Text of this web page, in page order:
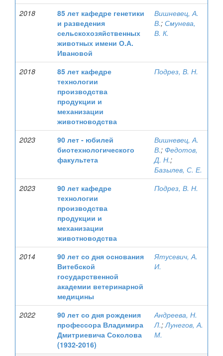
2018
85 лет кафедре генетики
и разведения
сельскохозяйственных
животных имени О.А.
Ивановой
Вишневец, А.
В.; Смунева,
В. К.
2018
85 лет кафедре
технологии
производства
продукции и
механизации
животноводства
Подрез, В. Н.
2023
90 лет - юбилей
биотехнологического
факультета
Вишневец, А.
В.; Федотов,
Д. Н.;
Базылев, С. Е.
2023
90 лет кафедре
технологии
производства
продукции и
механизации
животноводства
Подрез, В. Н.
2014
90 лет со дня основания
Витебской
государственной
академии ветеринарной
медицины
Ятусевич, А.
И.
2022
90 лет со дня рождения
профессора Владимира
Дмитриевича Соколова
(1932-2016)
Андреева, Н.
Л.;Лунегов, А.
М.